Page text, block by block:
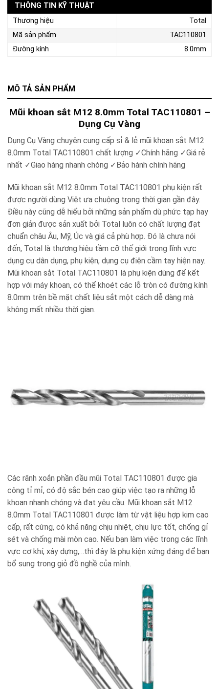
MÔ TẢ SẢN PHẨM
Mũi khoan sắt M12 8.0mm Total TAC110801 –
Dụng Cụ Vàng
Dụng Cụ Vàng chuyên cung cấp sỉ & lẻ mũi khoan sắt M12
8.0mm Total TAC110801 chất lượng ✓Chính hãng ✓Giá rẻ
nhất ✓Giao hàng nhanh chóng ✓Bảo hành chính hãng
Mũi khoan sắt M12 8.0mm Total TAC110801 phụ kiện rất
được người dùng Việt ưa chuộng trong thời gian gần đây.
Điều này cũng dễ hiểu bởi những sản phẩm dù phức tạp hay
đơn giản được sản xuất bởi Total luôn có chất lượng đạt
chuẩn châu Âu, Mỹ, Úc và giá cả phù hợp. Đó là chưa nói
đến, Total là thương hiệu tầm cỡ thế giới trong lĩnh vực
dụng cụ dân dụng, phụ kiện, dụng cụ điện cầm tay hiện nay.
Mũi khoan sắt Total TAC110801 là phụ kiện dùng để kết
hợp với máy khoan, có thể khoét các lỗ tròn có đường kính
8.0mm trên bề mặt chất liệu sắt một cách dễ dàng mà
không mất nhiều thời gian.
Các rãnh xoắn phần đầu mũi Total TAC110801 được gia
công tỉ mỉ, có độ sắc bén cao giúp việc tạo ra những lỗ
khoan nhanh chóng và đạt yêu cầu. Mũi khoan sắt M12
8.0mm Total TAC110801 được làm từ vật liệu hợp kim cao
cấp, rất cứng, có khả năng chịu nhiệt, chịu lực tốt, chống gỉ
sét và chống mài mòn cao. Nếu bạn làm việc trong các lĩnh
vực cơ khí, xây dựng,…thì đây là phụ kiện xứng đáng để bạn
bổ sung trong giỏ đồ nghề của mình.
THÔNG TIN KỸ THUẬT
Thương hiệu
Total
Mã sản phẩm
TAC110801
Đường kính
8.0mm